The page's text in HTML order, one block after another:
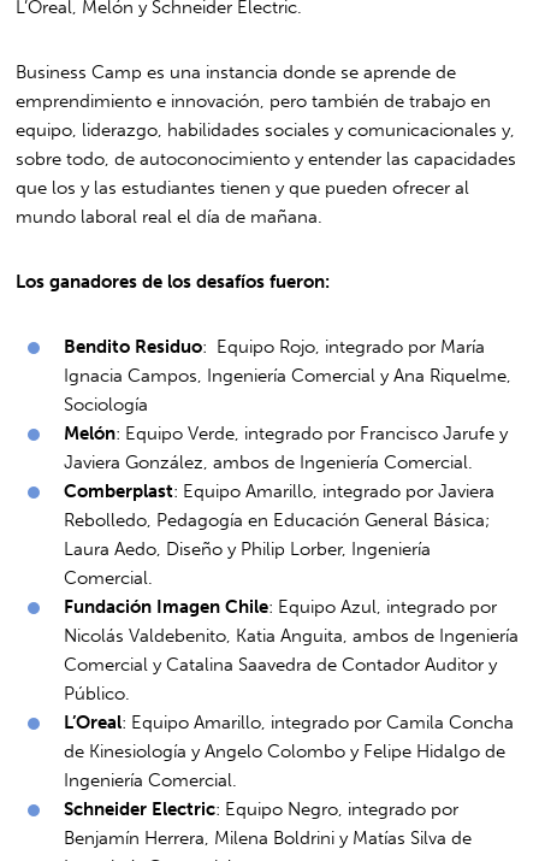
L’Oreal, Melón y Schneider Electric.
Business Camp es una instancia donde se aprende de
emprendimiento e innovación, pero también de trabajo en
equipo, liderazgo, habilidades sociales y comunicacionales y,
sobre todo, de autoconocimiento y entender las capacidades
que los y las estudiantes tienen y que pueden ofrecer al
mundo laboral real el día de mañana.
Los ganadores de los desafíos fueron:
Bendito Residuo: Equipo Rojo, integrado por María
Ignacia Campos, Ingeniería Comercial y Ana Riquelme,
Sociología
Melón: Equipo Verde, integrado por Francisco Jarufe y
Javiera González, ambos de Ingeniería Comercial.
Comberplast: Equipo Amarillo, integrado por Javiera
Rebolledo, Pedagogía en Educación General Básica;
Laura Aedo, Diseño y Philip Lorber, Ingeniería
Comercial.
Fundación Imagen Chile: Equipo Azul, integrado por
Nicolás Valdebenito, Katia Anguita, ambos de Ingeniería
Comercial y Catalina Saavedra de Contador Auditor y
Público.
L’Oreal: Equipo Amarillo, integrado por Camila Concha
de Kinesiología y Angelo Colombo y Felipe Hidalgo de
Ingeniería Comercial.
Schneider Electric: Equipo Negro, integrado por
Benjamín Herrera, Milena Boldrini y Matías Silva de